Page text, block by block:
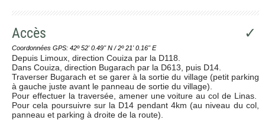
Accès ✓
Coordonnées GPS: 42º 52' 0.49'' N / 2º 21' 0.16'' E
Depuis Limoux, direction Couiza par la D118.
Dans Couiza, direction Bugarach par la D613, puis D14.
Traverser Bugarach et se garer à la sortie du village (petit parking
à gauche juste avant le panneau de sortie du village).
Pour effectuer la traversée, amener une voiture au col de Linas.
Pour cela poursuivre sur la D14 pendant 4km (au niveau du col,
panneau et parking à droite de la route).